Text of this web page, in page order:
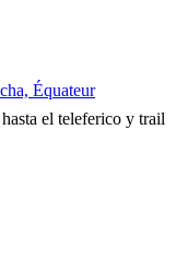
Équateur
el teleferico y trail